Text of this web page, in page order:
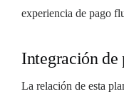
experiencia de pago
Integración de
La relación de esta